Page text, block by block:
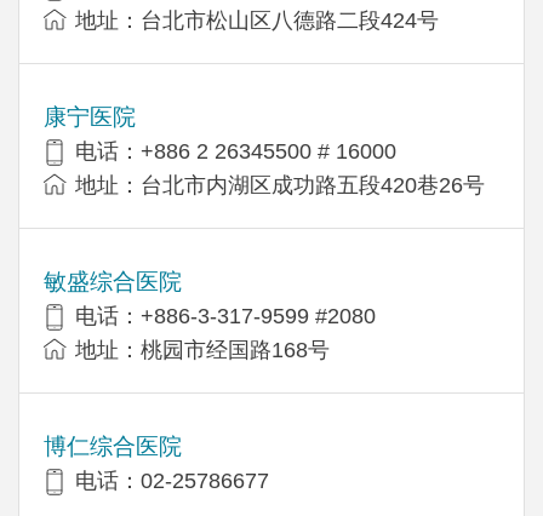
地址：台北市松山区八德路二段424号
康宁医院
电话：+886 2 26345500 # 16000
地址：台北市内湖区成功路五段420巷26号
敏盛综合医院
电话：+886-3-317-9599 #2080
地址：桃园市经国路168号
博仁综合医院
电话：02-25786677